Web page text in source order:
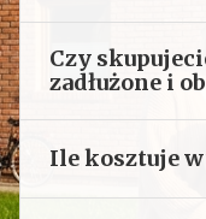
Czy
zadłużone i
Ile kosztuje